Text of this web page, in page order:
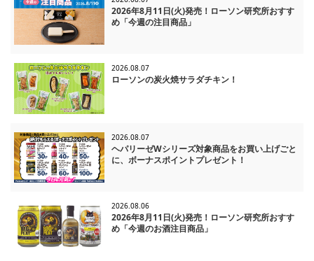
2026年8月11日(火)発売！ローソン研究所おすす
め「今週の注目商品」
2026.08.07
ローソンの炭火焼サラダチキン！
2026.08.07
ヘパリーゼWシリーズ対象商品をお買い上げごと
に、ボーナスポイントプレゼント！
2026.08.06
2026年8月11日(火)発売！ローソン研究所おすす
め「今週のお酒注目商品」